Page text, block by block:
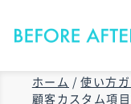
ホーム / 使い方ガ
顧客カスタム項